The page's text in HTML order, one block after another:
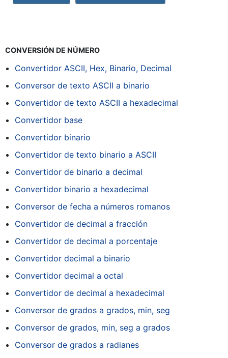
CONVERSIÓN DE NÚMERO
Convertidor ASCII, Hex, Binario, Decimal
Conversor de texto ASCII a binario
Convertidor de texto ASCII a hexadecimal
Convertidor base
Convertidor binario
Convertidor de texto binario a ASCII
Convertidor de binario a decimal
Convertidor binario a hexadecimal
Conversor de fecha a números romanos
Convertidor de decimal a fracción
Convertidor de decimal a porcentaje
Convertidor decimal a binario
Convertidor decimal a octal
Convertidor de decimal a hexadecimal
Conversor de grados a grados, min, seg
Conversor de grados, min, seg a grados
Conversor de grados a radianes